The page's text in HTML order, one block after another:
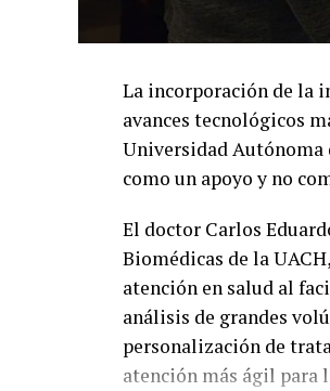
La incorporación de la
avances tecnológicos
Universidad Autónoma
como un apoyo y no
El doctor Carlos
Biomédicas de la
atención en salud al
análisis de grandes
personalización de
atención más ágil para